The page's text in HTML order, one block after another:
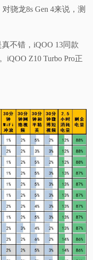
骁龙8s Gen 4来说，测
不错，iQOO 13同款
iQOO Z10 Turbo Pro正